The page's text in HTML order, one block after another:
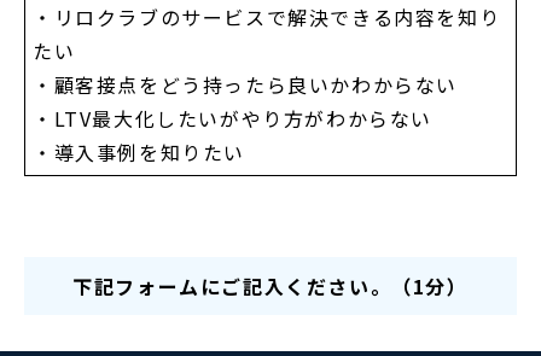
・リロクラブのサービスで解決できる内容を知り
たい
・顧客接点をどう持ったら良いかわからない
・LTV最大化したいがやり方がわからない
・導入事例を知りたい
下記フォームにご記入ください。（1分）